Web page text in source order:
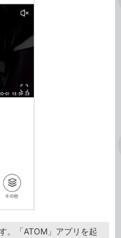
。「ATOM」アプリを起